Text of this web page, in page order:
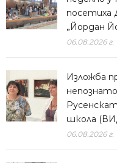
посетиха
„Йордан
06.08.2026 г.
Изложба
школа
06.08.2026 г.